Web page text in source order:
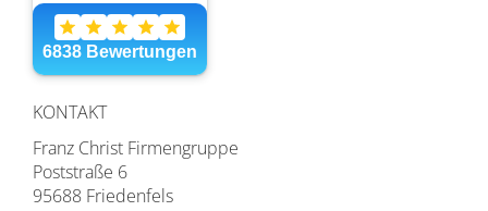
KONTAKT
Franz Christ Firmengruppe
Poststraße 6
95688 Friedenfels